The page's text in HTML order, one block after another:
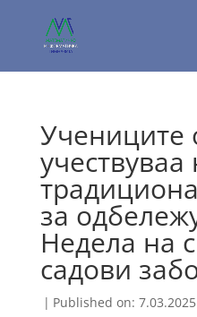
учествуваа
за
Недела на
садови
| Published on: 7.03.2025